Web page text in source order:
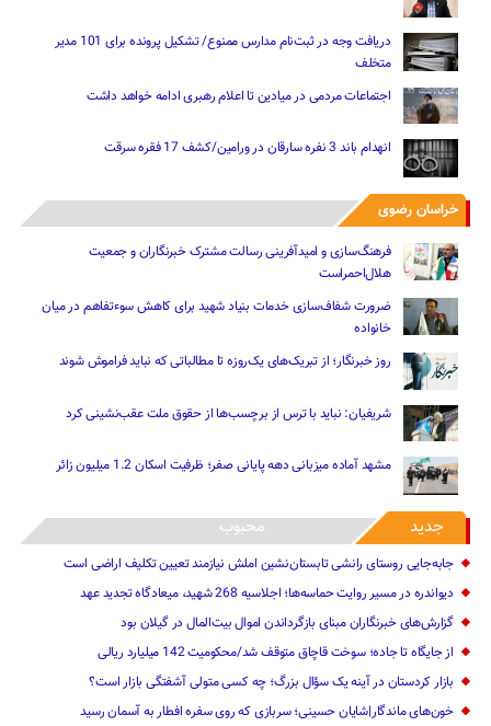
دریافت وجه در ثبت‌نام مدارس ممنوع/ تشکیل پرونده برای 101 مدیر
متخلف
اجتماعات مردمی در میادین تا اعلام رهبری ادامه خواهد داشت
انهدام باند 3 نفره سارقان در ورامین/کشف 17 فقره سرقت
خراسان رضوی
فرهنگ‌سازی و امیدآفرینی رسالت‌ مشترک خبرنگاران و جمعیت
هلال‌احمراست
ضرورت شفاف‌سازی خدمات بنیاد شهید برای کاهش سوءتفاهم‌ در میان
خانواده
روز خبرنگار؛ از تبریک‌های یک‌روزه تا مطالباتی که نباید فراموش شوند
شریفیان: نباید با ترس از برچسب‌ها از حقوق ملت عقب‌نشینی کرد
مشهد آماده میزبانی دهه پایانی صفر؛ ظرفیت اسکان 1.2 میلیون زائر
جدید محبوب
جابه‌جایی روستای رانشی تابستان‌نشین املش نیازمند تعیین تکلیف اراضی است
دیواندره در مسیر روایت حماسه‌ها؛ اجلاسیه 268 شهید، میعادگاه تجدید عهد
گزارش‌های خبرنگاران مبنای بازگرداندن اموال بیت‌المال در گیلان بود
از جایگاه تا جاده؛ سوخت قاچاق متوقف شد/محکومیت 142 میلیارد ریالی
بازار کردستان در آینه یک سؤال بزرگ؛ چه کسی متولی آشفتگی بازار است؟
خون‌های ماندگار|شایان حسینی؛ سربازی که روی سفره افطار به آسمان رسید